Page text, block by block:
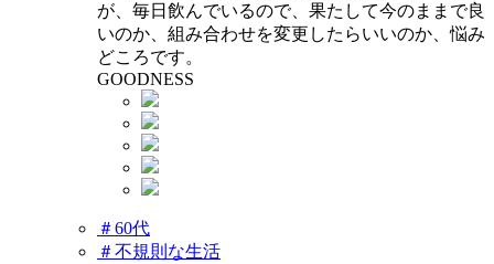
が、毎日飲んでいるので、果たして今のままで良
いのか、組み合わせを変更したらいいのか、悩み
どころです。
GOODNESS
＃60代
＃不規則な生活